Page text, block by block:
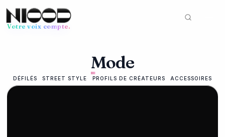
Votre voix compte.
Mike
Mode
DÉFILÉS STREET STYLE PROFILS DE CRÉATEURS ACCESSOIRES